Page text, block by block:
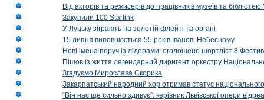
Від акторів та режисерів до працівників музеїв та
Закупили 100 Starlink
У Луцьку зіграють на золотій флейті та органі
15 липня виповнюється 55 років Іванові Небесному
Нові імена поруч із лідерами: оголошено шортліст 8
Пішов із життя легендарний диригент оркестру
Згадуємо Мирослава Скорика
Закарпатський народний хор отримав статус національного
“Він нас ще сильно здивує”: керівник Львівської опери